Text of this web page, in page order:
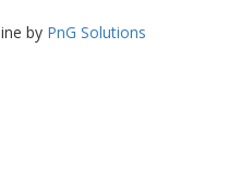
by PnG Solutions